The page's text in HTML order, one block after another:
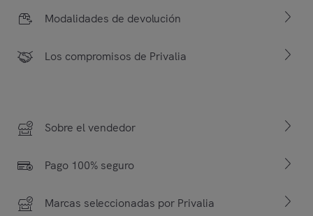
Modalidades de devolución
Los compromisos de Privalia
Sobre el vendedor
Pago 100% seguro
Marcas seleccionadas por Privalia